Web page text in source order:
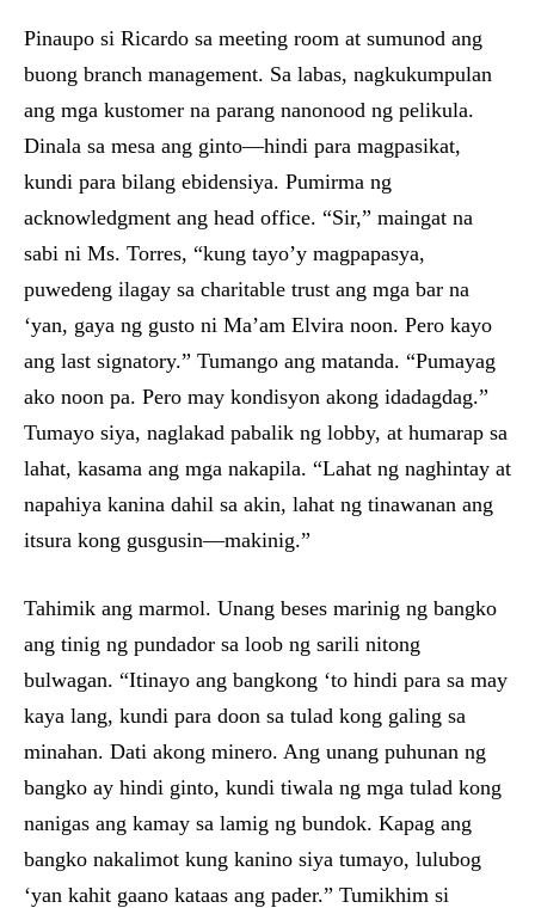
Pinaupo si Ricardo sa meeting room at sumunod ang
buong branch management. Sa labas, nagkukumpulan
ang mga kustomer na parang nanonood ng pelikula.
Dinala sa mesa ang ginto—hindi para magpasikat,
kundi para bilang ebidensiya. Pumirma ng
acknowledgment ang head office. “Sir,” maingat na
sabi ni Ms. Torres, “kung tayo’y magpapasya,
puwedeng ilagay sa charitable trust ang mga bar na
‘yan, gaya ng gusto ni Ma’am Elvira noon. Pero kayo
ang last signatory.” Tumango ang matanda. “Pumayag
ako noon pa. Pero may kondisyon akong idadagdag.”
Tumayo siya, naglakad pabalik ng lobby, at humarap sa
lahat, kasama ang mga nakapila. “Lahat ng naghintay at
napahiya kanina dahil sa akin, lahat ng tinawanan ang
itsura kong gusgusin—makinig.”
Tahimik ang marmol. Unang beses marinig ng bangko
ang tinig ng pundador sa loob ng sarili nitong
bulwagan. “Itinayo ang bangkong ‘to hindi para sa may
kaya lang, kundi para doon sa tulad kong galing sa
minahan. Dati akong minero. Ang unang puhunan ng
bangko ay hindi ginto, kundi tiwala ng mga tulad kong
nanigas ang kamay sa lamig ng bundok. Kapag ang
bangko nakalimot kung kanino siya tumayo, lulubog
‘yan kahit gaano kataas ang pader.” Tumikhim si